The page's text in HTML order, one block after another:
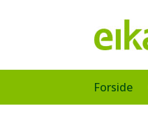
Forside